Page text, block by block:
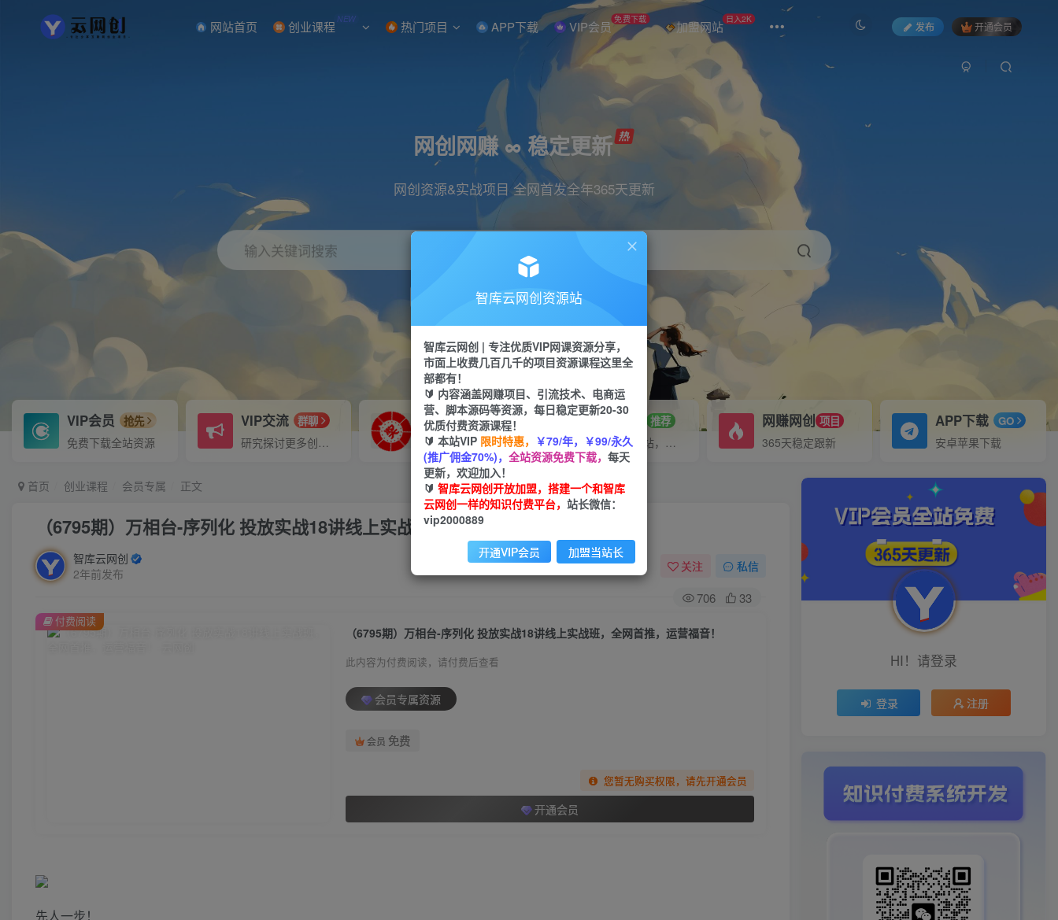
网站首页 创业课程 NEW 热门项目 APP下载 VIP会员 免费下载 加盟网站 日入2K
发布 开通会员
网创网赚 ∞ 稳定更新
网创资源&实战项目 全网首发全年365天更新
输入关键词搜索
直播 小红书 剪辑
VIP会员 抢先
免费下载全站资源
VIP交流 群聊
研究探讨更多创业项目路子。
VIP推广
70%分佣
会员专属推广链接
招募站长 推荐
搭建同款网站，自己当老板
网赚网创 项目
365天稳定跟新
APP下载 GO
安卓苹果下载
首页 创业课程 会员专属 正文
（6795期）万相台-序列化 投放实战18讲线上实战班，全网首推，运营福音！
智库云网创
2年前发布
关注 私信
706 33
（6795期）万相台-序列化 投放实战18讲线上实战班，全网首推，运营福音！
此内容为付费阅读，请付费后查看
会员专属资源
会员 免费
您暂无购买权限，请先开通会员
开通会员
付费阅读
先人一步！
HI！请登录
登录 注册
智库云网创资源站
智库云网创 | 专注优质VIP网课资源分享，
市面上收费几百几千的项目资源课程这里全
部都有！
🔰 内容涵盖网赚项目、引流技术、电商运
营、脚本源码等资源，每日稳定更新20-30
优质付费资源课程！
🔰 本站VIP 限时特惠， ￥79/年，￥99/永久
(推广佣金70%)， 全站资源免费下载， 每天
更新，欢迎加入！
🔰 智库云网创开放加盟，搭建一个和智库
云网创一样的知识付费平台， 站长微信：
vip2000889
开通VIP会员 加盟当站长